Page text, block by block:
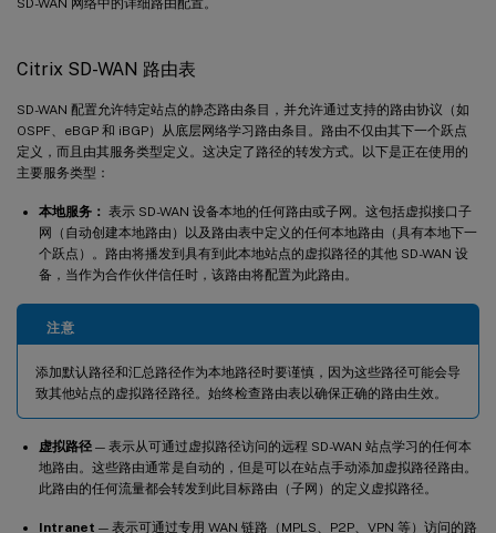
Citrix SD-WAN 路由表
SD-WAN 配置允许特定站点的静态路由条目，并允许通过支持的路由协议（如
OSPF、eBGP 和 iBGP）从底层网络学习路由条目。路由不仅由其下一个跃点
定义，而且由其服务类型定义。这决定了路径的转发方式。以下是正在使用的
主要服务类型：
本地服务： 表示 SD-WAN 设备本地的任何路由或子网。这包括虚拟接口子
网（自动创建本地路由）以及路由表中定义的任何本地路由（具有本地下一
个跃点）。路由将播发到具有到此本地站点的虚拟路径的其他 SD-WAN 设
备，当作为合作伙伴信任时，该路由将配置为此路由。
注意
添加默认路径和汇总路径作为本地路径时要谨慎，因为这些路径可能会导
致其他站点的虚拟路径路径。始终检查路由表以确保正确的路由生效。
虚拟路径 — 表示从可通过虚拟路径访问的远程 SD-WAN 站点学习的任何本
地路由。这些路由通常是自动的，但是可以在站点手动添加虚拟路径路由。
此路由的任何流量都会转发到此目标路由（子网）的定义虚拟路径。
Intranet — 表示可通过专用 WAN 链路（MPLS、P2P、VPN 等）访问的路